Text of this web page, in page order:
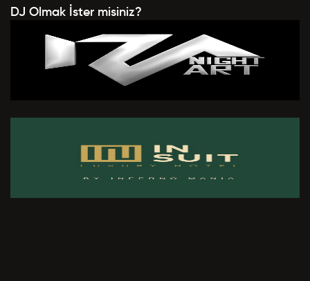
DJ Olmak İster misiniz?